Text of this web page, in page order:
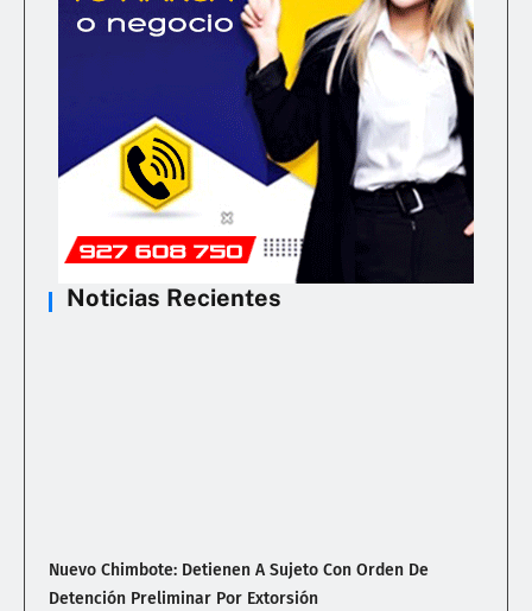
Noticias Recientes
Nuevo Chimbote: Detienen A Sujeto Con Orden De
Detención Preliminar Por Extorsión